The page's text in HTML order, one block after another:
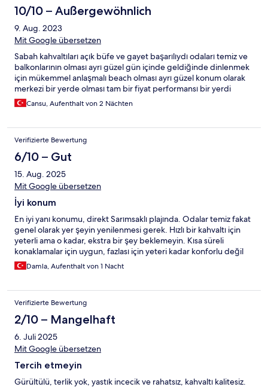
10/10 – Außergewöhnlich
9. Aug. 2023
Mit Google übersetzen
Sabah kahvaltıları açık büfe ve gayet başarılıydı odaları temiz ve
balkonlarının olması ayrı güzel gün içinde geldiğinde dinlenmek
için mükemmel anlaşmalı beach olması ayrı güzel konum olarak
merkezi bir yerde olması tam bir fiyat performansı bir yerdi
Cansu, Aufenthalt von 2 Nächten
Verifizierte Bewertung
6/10 – Gut
15. Aug. 2025
Mit Google übersetzen
İyi konum
En iyi yanı konumu, direkt Sarımsaklı plajında. Odalar temiz fakat
genel olarak yer şeyin yenilenmesi gerek. Hızlı bir kahvaltı için
yeterli ama o kadar, ekstra bir şey beklemeyin. Kısa süreli
konaklamalar için uygun, fazlası için yeteri kadar konforlu değil
Damla, Aufenthalt von 1 Nacht
Verifizierte Bewertung
2/10 – Mangelhaft
6. Juli 2025
Mit Google übersetzen
Tercih etmeyin
Gürültülü, terlik yok, yastık incecik ve rahatsız, kahvaltı kalitesiz.